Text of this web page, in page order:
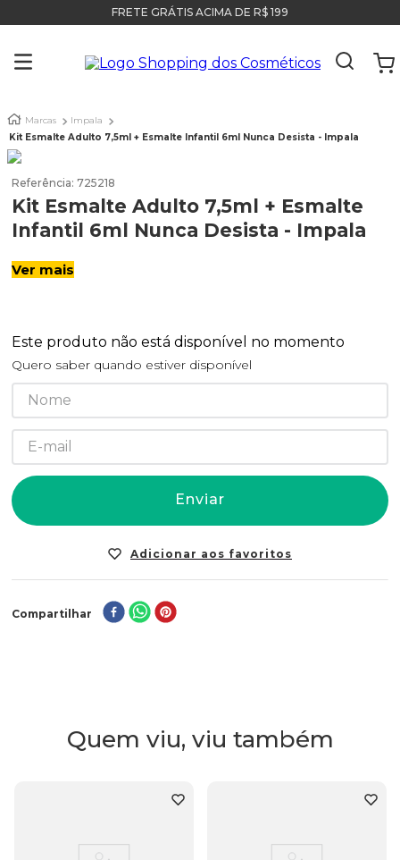
FRETE GRÁTIS ACIMA DE R$ 199
Marcas
Impala
Kit Esmalte Adulto 7,5ml + Esmalte Infantil 6ml Nunca Desista - Impala
Referência: 725218
Kit Esmalte Adulto 7,5ml + Esmalte
Infantil 6ml Nunca Desista - Impala
Ver mais
Este produto não está disponível no momento
Quero saber quando estiver disponível
Enviar
Compartilhar
Quem viu, viu também